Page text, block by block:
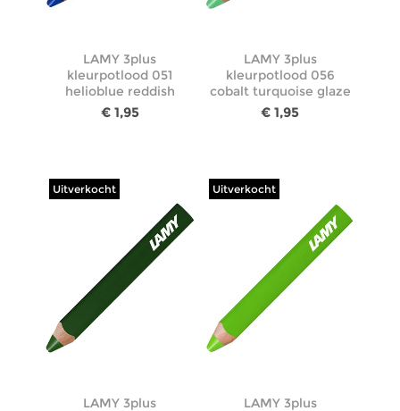
LAMY 3plus
kleurpotlood 051
helioblue reddish
€ 1,95
LAMY 3plus
kleurpotlood 056
cobalt turquoise glaze
€ 1,95
Uitverkocht
LAMY 3plus
Uitverkocht
LAMY 3plus